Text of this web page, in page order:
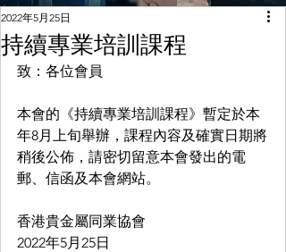
持續專業培訓課程
2022年5月25日
致：各位會員
本會的《持續專業培訓課程》暫定於本
年8月上旬舉辦，課程內容及確實日期將
稍後公佈，請密切留意本會發出的電
郵、信函及本會網站。
香港貴金屬同業協會
2022年5月25日